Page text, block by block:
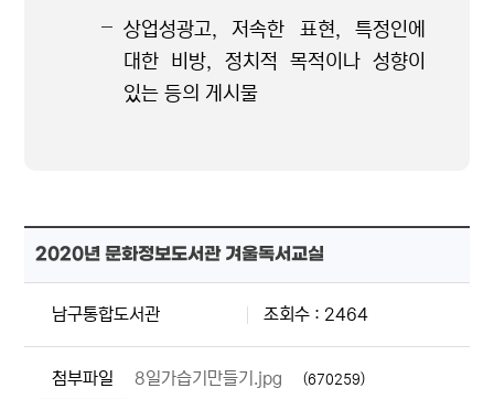
상업성광고, 저속한 표현, 특정인에
대한 비방, 정치적 목적이나 성향이
있는 등의 게시물
2020년 문화정보도서관 겨울독서교실
남구통합도서관 조회수 : 2464
첨부파일 8일가습기만들기.jpg (670259)